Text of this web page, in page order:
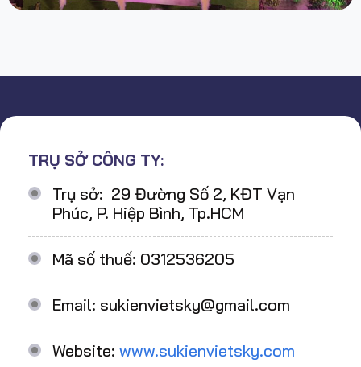
TRỤ SỞ CÔNG TY:
Trụ sở: 29 Đường Số 2, KĐT Vạn
Phúc, P. Hiệp Bình, Tp.HCM
Mã số thuế: 0312536205
Email: sukienvietsky@gmail.com
Website: www.sukienvietsky.com